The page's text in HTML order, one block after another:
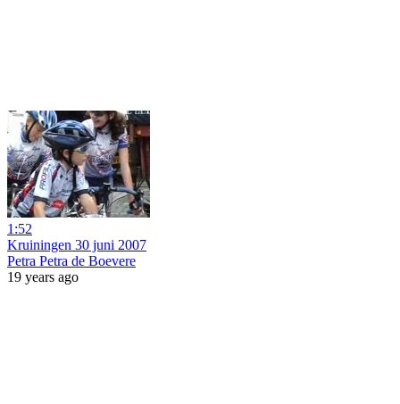
1:52
Kruiningen 30 juni 2007
Petra Petra de Boevere
19 years ago